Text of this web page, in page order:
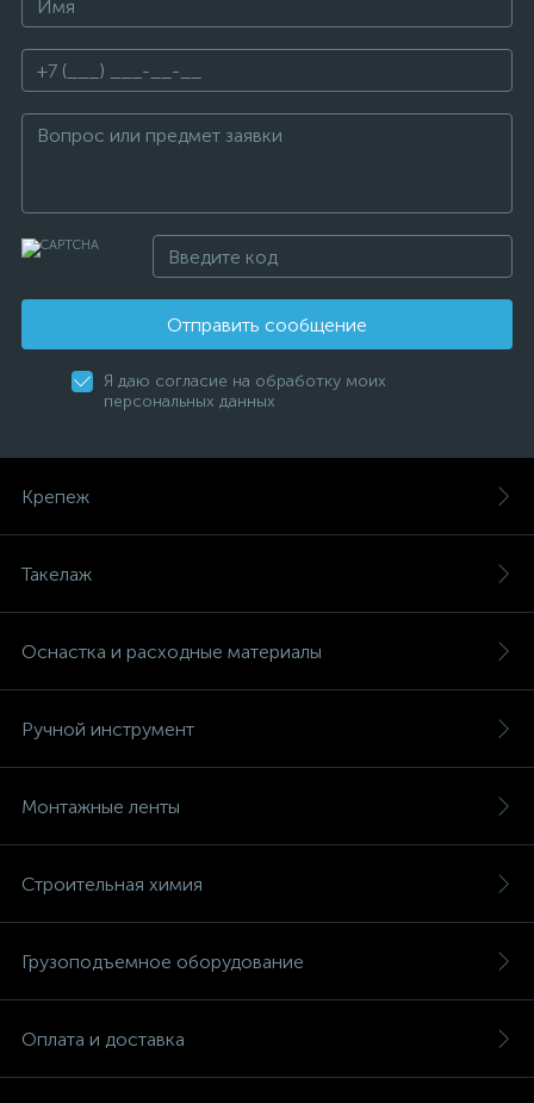
Отправить сообщение
Я даю согласие на обработку моих
персональных данных
Крепеж
Такелаж
Оснастка и расходные материалы
Ручной инструмент
Монтажные ленты
Строительная химия
Грузоподъемное оборудование
Оплата и доставка